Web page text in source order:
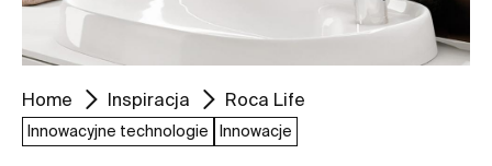
Home Inspiracja Roca Life
Innowacyjne technologie Innowacje